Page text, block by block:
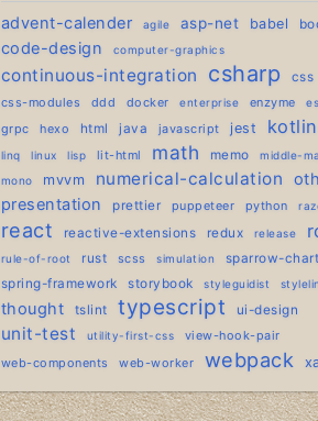
advent-calender agile asp-net babel
code-design computer-graphics
continuous-integration csharp css
css-modules ddd docker enterprise enzyme
grpc hexo html java javascript jest kotlin
linq
linux lisp lit-html math memo
middle-
mono
mvvm numerical-calculation
presentation
prettier puppeteer python
react reactive-extensions redux release
rule-of-root rust scss simulation
sparrow-chart
spring-framework
storybook styleguidist
thought tslint typescript ui-design
unit-test utility-first-css
view-hook-pair
web-components
web-worker webpack